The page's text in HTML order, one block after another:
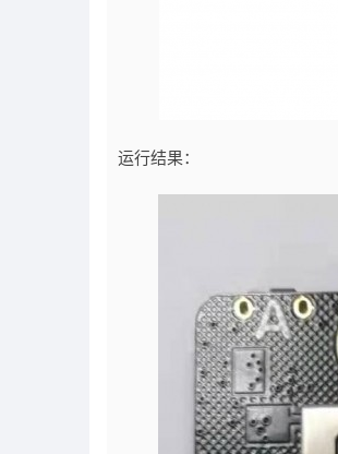
运行结果：